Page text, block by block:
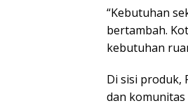
“Kebutuhan
bertambah.
kebutuhan
Di sisi produk,
dan